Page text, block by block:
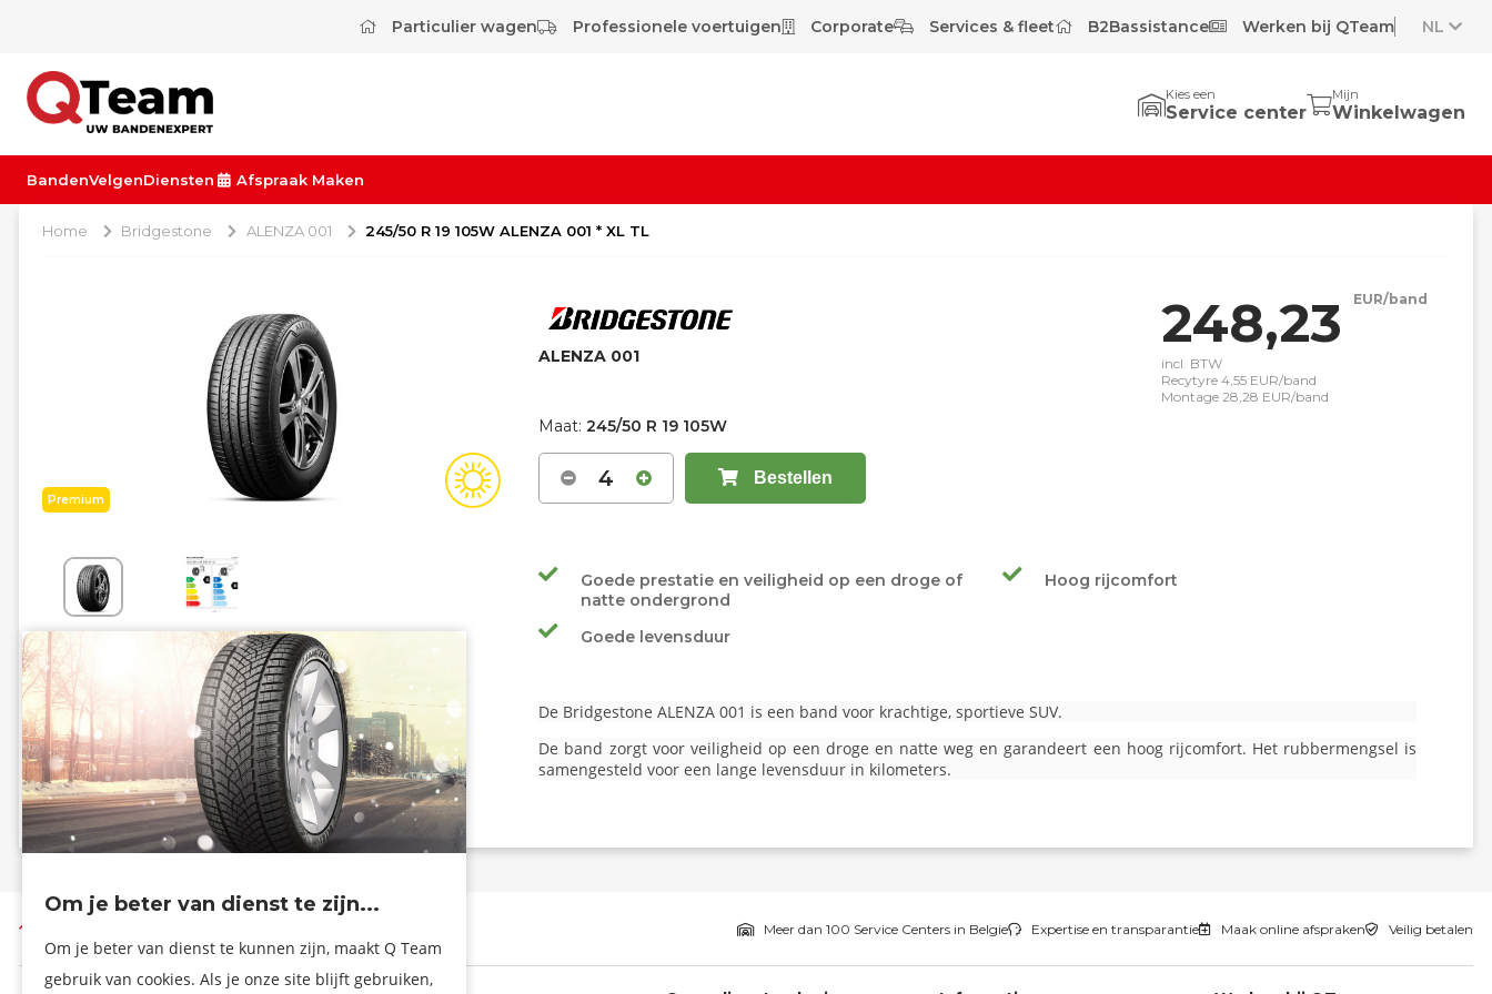
Om je beter van dienst te zijn...
Om je beter van dienst te kunnen zijn, maakt Q Team
gebruik van cookies. Als je onze site blijft gebruiken,
Particulier wagen Professionele voertuigen Corporate Services & fleet B2Bassistance Werken bij QTeam NL
Kies een
Service center
Mijn
Winkelwagen
BandenVelgenDiensten Afspraak Maken
Home Bridgestone ALENZA 001 245/50 R 19 105W ALENZA 001 * XL TL
Premium
A B
A - 68 dB
Info eprel
ALENZA 001
248,23 EUR/band
incl. BTW
Recytyre 4,55 EUR/band
Montage 28,28 EUR/band
Maat:245/50 R 19 105W
4 Bestellen
Goede prestatie en veiligheid op een droge of
natte ondergrond
Hoog rijcomfort
Goede levensduur
De Bridgestone ALENZA 001 is een band voor krachtige, sportieve SUV.
De band zorgt voor veiligheid op een droge en natte weg en garandeert een hoog rijcomfort. Het rubbermengsel is
samengesteld voor een lange levensduur in kilometers.
Meer dan 100 Service Centers in Belgie Expertise en transparantie Maak online afspraken Veilig betalen